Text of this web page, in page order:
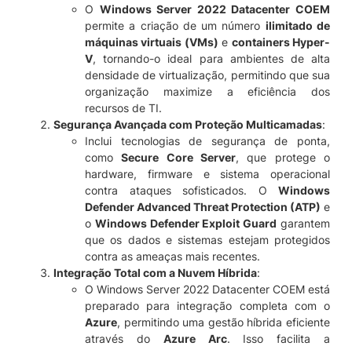
O Windows Server 2022 Datacenter COEM
permite a criação de um número ilimitado de
máquinas virtuais (VMs) e containers Hyper-
V, tornando-o ideal para ambientes de alta
densidade de virtualização, permitindo que sua
organização maximize a eficiência dos
recursos de TI.
Segurança Avançada com Proteção Multicamadas:
Inclui tecnologias de segurança de ponta,
comoSecure Core Server, que protege o
hardware, firmware e sistema operacional
contra ataques sofisticados. O Windows
Defender Advanced Threat Protection (ATP) e
o Windows Defender Exploit Guard garantem
que os dados e sistemas estejam protegidos
contra as ameaças mais recentes.
Integração Total com a Nuvem Híbrida:
O Windows Server 2022 Datacenter COEM está
preparado para integração completa com o
Azure, permitindo uma gestão híbrida eficiente
através do Azure Arc. Isso facilita a